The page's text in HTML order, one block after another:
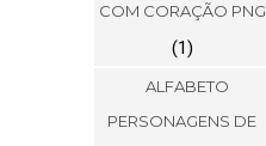
COM CORAÇÃO PNG
(1)
ALFABETO
PERSONAGENS DE